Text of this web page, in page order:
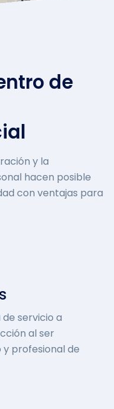
de
y la
hacen posible
con ventajas para
servicio a
al ser
profesional de